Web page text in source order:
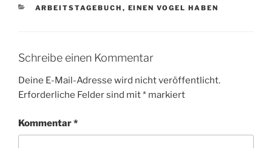
KATEGORIEN
ARBEITSTAGEBUCH , EINEN VOGEL HABEN
Schreibe einen Kommentar
Deine E-Mail-Adresse wird nicht veröffentlicht.
Erforderliche Felder sind mit* markiert
Kommentar*